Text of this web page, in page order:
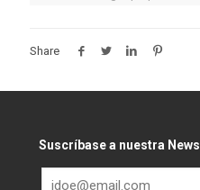
Share
Suscríbase a nuestra